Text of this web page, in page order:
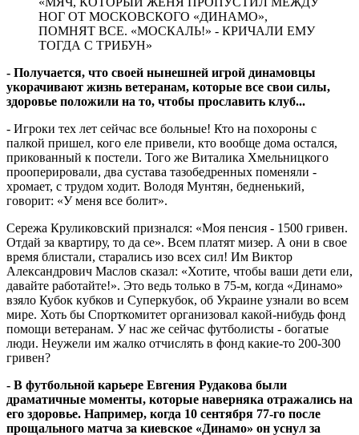
НОГ ОТ МОСКОВСКОГО «ДИНАМО»,
ПОМНЯТ ВСЕ. «МОСКАЛЬ!» - КРИЧАЛИ ЕМУ
ТОГДА С ТРИБУН»
- Получается, что своей нынешней игрой динамовцы
укорачивают жизнь ветеранам, которые все свои силы,
здоровье положили на то, чтобы прославить клуб...
- Игроки тех лет сейчас все больные! Кто на похороны с
палкой пришел, кого еле привели, кто вообще дома остался,
прикованный к постели. Того же Виталика Хмельницкого
прооперировали, два сустава тазобедренных поменяли -
хромает, с трудом ходит. Володя Мунтян, бедненький,
говорит: «У меня все болит».
Сережа Круликовский признался: «Моя пенсия - 1500 гривен.
Отдай за квартиру, то да се». Всем платят мизер. А они в свое
время блистали, старались изо всех сил! Им Виктор
Александрович Маслов сказал: «Хотите, чтобы ваши дети ели,
давайте работайте!». Это ведь только в 75-м, когда «Динамо»
взяло Кубок кубков и Суперкубок, об Украине узнали во всем
мире. Хоть бы Спорткомитет организовал какой-нибудь фонд
помощи ветеранам. У нас же сейчас футболисты - богатые
люди. Неужели им жалко отчислять в фонд какие-то 200-300
гривен?
- В футбольной карьере Евгения Рудакова были
драматичные моменты, которые наверняка отражались на
его здоровье. Например, когда 10 сентября 77-го после
прощального матча за киевское «Динамо» он уснул за